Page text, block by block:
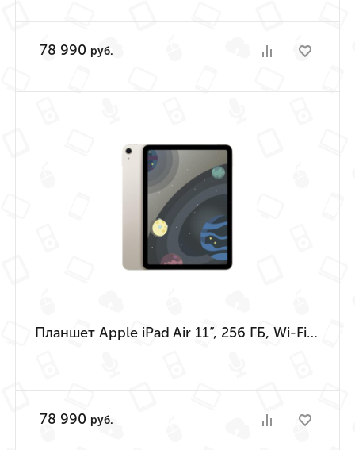
78 990 руб.
Планшет Apple iPad Air 11”, 256 ГБ, Wi-Fi («Сияющая звезда» | Starlight) (M4 | 2026)
78 990 руб.